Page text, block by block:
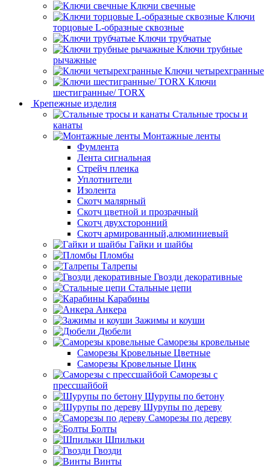
Ключи свечные
Ключи
торцовые L-образные сквозные
Ключи трубчатые
Ключи трубные
рычажные
Ключи четырехгранные
Ключи
шестигранные/ TORX
Крепежные изделия
Стальные тросы и
канаты
Монтажные ленты
Фумлента
Лента сигнальная
Стрейч пленка
Уплотнители
Изолента
Скотч малярный
Скотч цветной и прозрачный
Скотч двухсторонний
Скотч армированный,алюминиевый
Гайки и шайбы
Пломбы
Талрепы
Гвозди декоративные
Стальные цепи
Карабины
Анкера
Зажимы и коуши
Дюбели
Саморезы кровельные
Саморезы Кровельные Цветные
Саморезы Кровельные Цинк
Саморезы с
прессшайбой
Шурупы по бетону
Шурупы по дереву
Саморезы по дереву
Болты
Шпильки
Гвозди
Винты